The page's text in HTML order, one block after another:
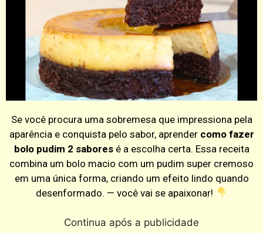
Se você procura uma sobremesa que impressiona pela
aparência e conquista pelo sabor, aprender como fazer
bolo pudim 2 saboresé a escolha certa. Essa receita
combina um bolo macio com um pudim super cremoso
em uma única forma, criando um efeito lindo quando
desenformado. — você vai se apaixonar!
Continua após a publicidade